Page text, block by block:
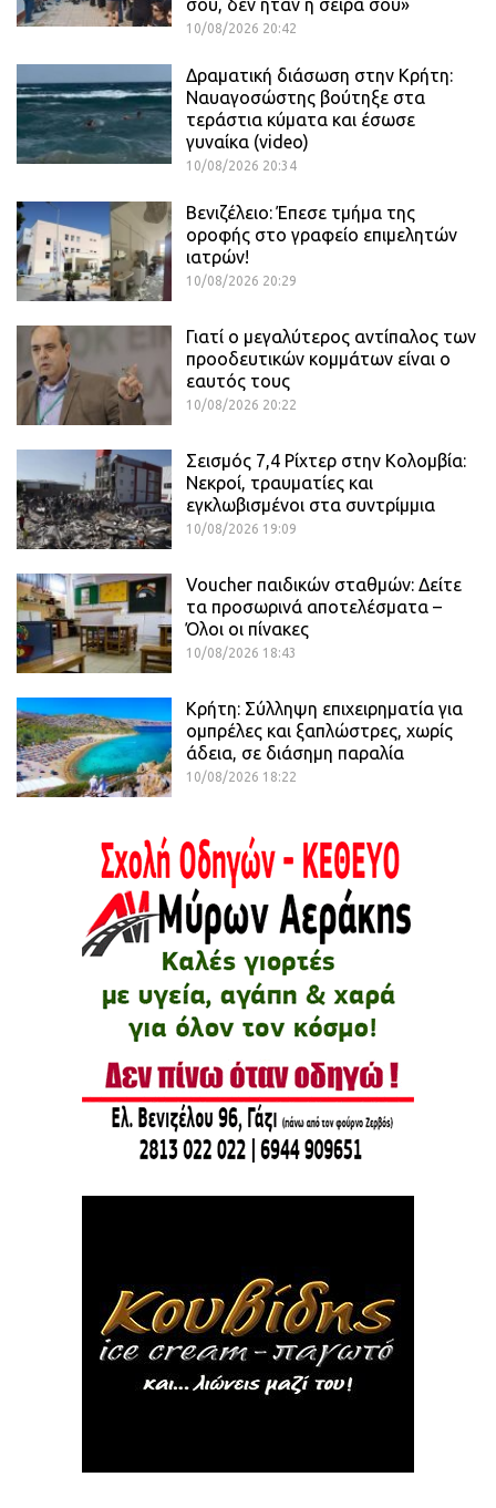
σου, δεν ήταν η σειρά σου»
10/08/2026 20:42
Δραματική διάσωση στην Κρήτη:
Ναυαγοσώστης βούτηξε στα
τεράστια κύματα και έσωσε
γυναίκα (video)
10/08/2026 20:34
Βενιζέλειο: Έπεσε τμήμα της
οροφής στο γραφείο επιμελητών
ιατρών!
10/08/2026 20:29
Γιατί ο μεγαλύτερος αντίπαλος των
προοδευτικών κομμάτων είναι ο
εαυτός τους
10/08/2026 20:22
Σεισμός 7,4 Ρίχτερ στην Κολομβία:
Νεκροί, τραυματίες και
εγκλωβισμένοι στα συντρίμμια
10/08/2026 19:09
Voucher παιδικών σταθμών: Δείτε
τα προσωρινά αποτελέσματα –
Όλοι οι πίνακες
10/08/2026 18:43
Κρήτη: Σύλληψη επιχειρηματία για
ομπρέλες και ξαπλώστρες, χωρίς
άδεια, σε διάσημη παραλία
10/08/2026 18:22